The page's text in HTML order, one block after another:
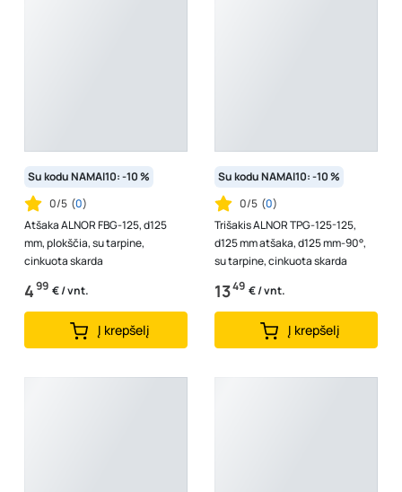
Su kodu NAMAI10: -10 %
0/5 (0)
Atšaka ALNOR FBG-125, d125
mm, plokščia, su tarpine,
cinkuota skarda
499 € / vnt.
Į krepšelį
Su kodu NAMAI10: -10 %
0/5 (0)
Trišakis ALNOR TPG-125-125,
d125 mm atšaka, d125 mm-90°,
su tarpine, cinkuota skarda
1349 € / vnt.
Į krepšelį